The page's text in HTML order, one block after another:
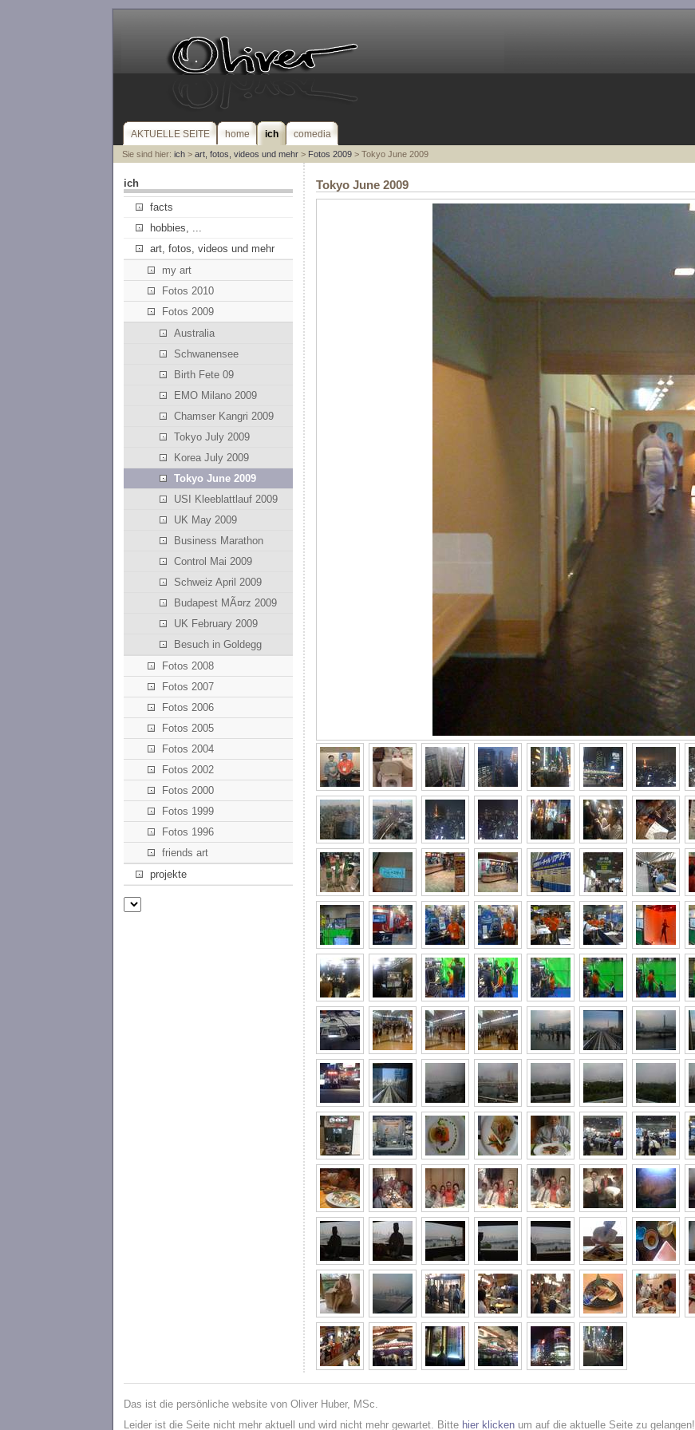
AKTUELLE SEITE home ich comedia
Sie sind hier: ich> art, fotos, videos und mehr> Fotos 2009> Tokyo June 2009
ich
facts
hobbies, ...
art, fotos, videos und mehr
my art
Fotos 2010
Fotos 2009
Australia
Schwanensee
Birth Fete 09
EMO Milano 2009
Chamser Kangri 2009
Tokyo July 2009
Korea July 2009
Tokyo June 2009
USI Kleeblattlauf 2009
UK May 2009
Business Marathon
Control Mai 2009
Schweiz April 2009
Budapest MÃ¤rz 2009
UK February 2009
Besuch in Goldegg
Fotos 2008
Fotos 2007
Fotos 2006
Fotos 2005
Fotos 2004
Fotos 2002
Fotos 2000
Fotos 1999
Fotos 1996
friends art
projekte
Tokyo June 2009
Das ist die persönliche website von Oliver Huber, MSc.
Leider ist die Seite nicht mehr aktuell und wird nicht mehr gewartet. Bitte hier klicken um auf die aktuelle Seite zu gelangen!